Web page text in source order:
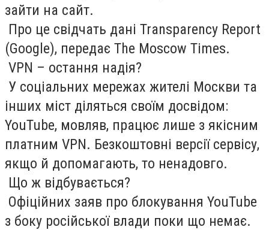
зайти на сайт.
Про це свідчать дані Transparency Report
(Google), передає The Moscow Times.
VPN – остання надія?
У соціальних мережах жителі Москви та
інших міст діляться своїм досвідом:
YouTube, мовляв, працює лише з якісним
платним VPN. Безкоштовні версії сервісу,
якщо й допомагають, то ненадовго.
Що ж відбувається?
Офіційних заяв про блокування YouTube
з боку російської влади поки що немає.